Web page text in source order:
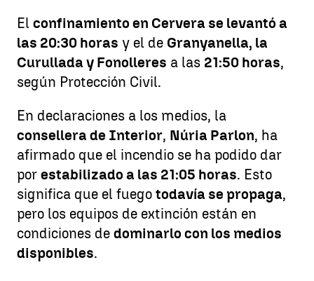
El confinamiento en Cervera se levantó a
las 20:30 horas y el de Granyanella, la
Curullada y Fonolleres a las 21:50 horas,
según Protección Civil.
En declaraciones a los medios, la
consellera de Interior, Núria Parlon, ha
afirmado que el incendio se ha podido dar
por estabilizado a las 21:05 horas. Esto
significa que el fuego todavía se propaga,
pero los equipos de extinción están en
condiciones de dominarlo con los medios
disponibles.